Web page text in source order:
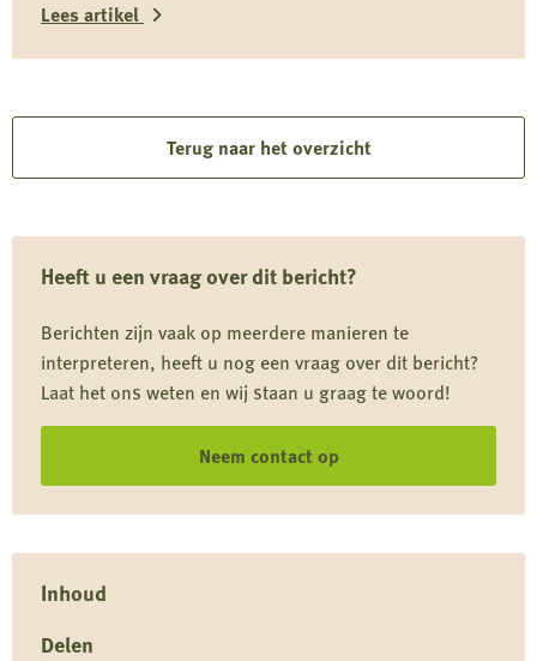
Heeft u een vraag over dit bericht?
Berichten zijn vaak op meerdere manieren te
interpreteren, heeft u nog een vraag over dit bericht?
Laat het ons weten en wij staan u graag te woord!
Neem contact op
Inhoud
Delen
onderdeel zijn van het predatiedebat. Voor kwetsbare
Lees artikel
Driekwart
kattendieet
komt
natuur
Terug naar het overzicht